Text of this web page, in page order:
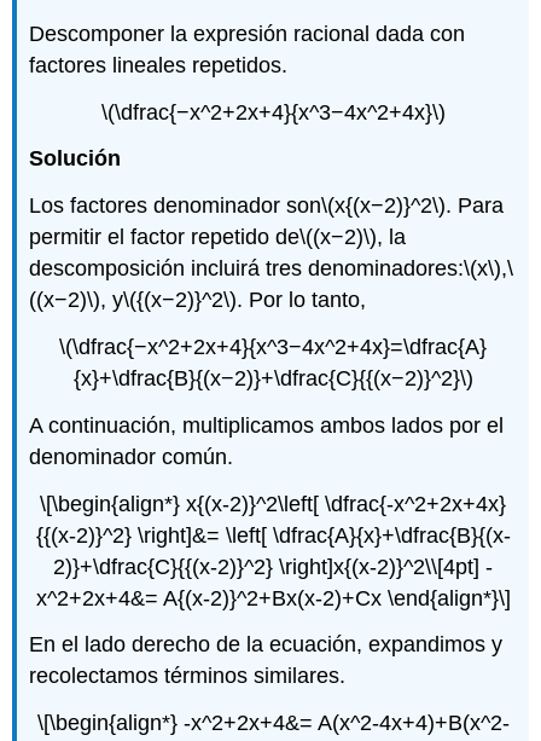
Descomponer la expresión racional dada con
factores lineales repetidos.
\(\dfrac{−x^2+2x+4}{x^3−4x^2+4x}\)
Solución
Los factores denominador son\(x{(x−2)}^2\). Para
permitir el factor repetido de\((x−2)\), la
descomposición incluirá tres denominadores:\(x\),\
((x−2)\), y\({(x−2)}^2\). Por lo tanto,
\(\dfrac{−x^2+2x+4}{x^3−4x^2+4x}=\dfrac{A}
{x}+\dfrac{B}{(x−2)}+\dfrac{C}{{(x−2)}^2}\)
A continuación, multiplicamos ambos lados por el
denominador común.
\[\begin{align*} x{(x-2)}^2\left[ \dfrac{-x^2+2x+4x}
{{(x-2)}^2} \right]&= \left[ \dfrac{A}{x}+\dfrac{B}{(x-
2)}+\dfrac{C}{{(x-2)}^2} \right]x{(x-2)}^2\\[4pt] -
x^2+2x+4&= A{(x-2)}^2+Bx(x-2)+Cx \end{align*}\]
En el lado derecho de la ecuación, expandimos y
recolectamos términos similares.
\[\begin{align*} -x^2+2x+4&= A(x^2-4x+4)+B(x^2-